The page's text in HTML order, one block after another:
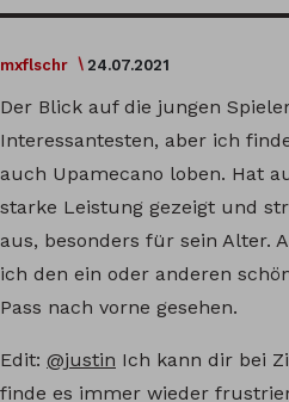
mxflschr 24.07.2021
Der Blick auf die jungen
Interessantesten, aber ich
auch Upamecano loben. Hat
starke Leistung gezeigt und
aus, besonders für sein Alter.
ich den ein oder anderen
Pass nach vorne gesehen.
Edit: @justin Ich kann dir bei
finde es immer wieder